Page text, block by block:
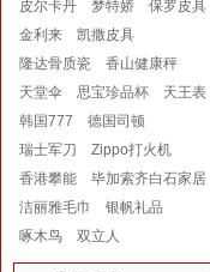
皮尔卡丹 梦特娇
保罗皮具
金利来
凯撒皮具
隆达骨质瓷
香山健康秤
天堂伞
思宝珍品杯
天王表
韩国777
德国司顿
瑞士军刀
Zippo打火机
香港攀能
毕加索齐白石家居
洁丽雅毛巾
银帆礼品
啄木鸟
双立人